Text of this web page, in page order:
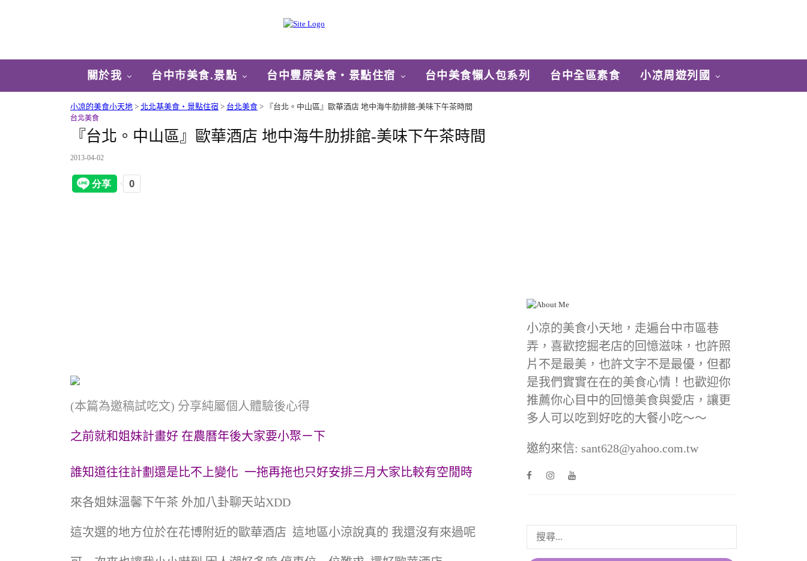
關於我 台中市美食.景點 台中豐原美食‧景點住宿 台中美食懶人包系列 台中全區素食 小凉周遊列國
小凉的美食小天地 > 北北基美食‧景點住宿 > 台北美食 > 『台北。中山區』歐華酒店 地中海牛肋排館-美味下午茶時間
台北美食
『台北。中山區』歐華酒店 地中海牛肋排館-美味下午茶時間
2013-04-02
(本篇為邀稿試吃文) 分享純屬個人體驗後心得
之前就和姐妹計畫好 在農曆年後大家要小聚ㄧ下
誰知道往往計劃還是比不上變化 一拖再拖也只好安排三月大家比較有空閒時
來各姐妹溫馨下午茶 外加八卦聊天站XDD
這次選的地方位於在花博附近的歐華酒店 這地區小涼說真的 我還沒有來過呢
小凉的美食小天地，走遍台中市區巷
弄，喜歡挖掘老店的回憶滋味，也許照
片不是最美，也許文字不是最優，但都
是我們實實在在的美食心情！也歡迎你
推薦你心目中的回憶美食與愛店，讓更
多人可以吃到好吃的大餐小吃～～
邀約來信: sant628@yahoo.com.tw